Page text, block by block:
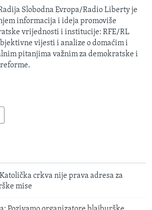
Slobodna Evropa/Radio Liberty je
informacija i ideja promoviše
vrijednosti i institucije: RFE/RL
vijesti i analize o domaćim i
pitanjima važnim za demokratske i
crkva nije prava adresa za
mise